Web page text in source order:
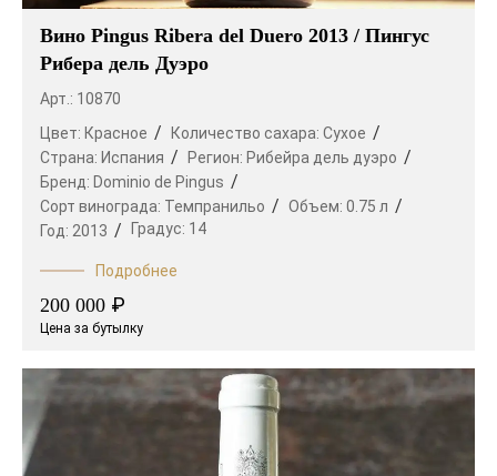
Вино Pingus Ribera del Duero 2013 / Пингус
Рибера дель Дуэро
Арт.: 10870
Цвет: Красное Количество сахара: Сухое
Страна: Испания Регион: Рибейра дель дуэро
Бренд: Dominio de Pingus
Сорт винограда: Темпранильо Объем: 0.75 л
Год: 2013 Градус: 14
Подробнее
200 000 ₽
Цена за бутылку